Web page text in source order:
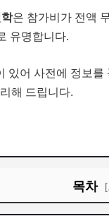
은 참가비가 전액
유명합니다.
있어 사전에 정보를
해 드립니다.
목차